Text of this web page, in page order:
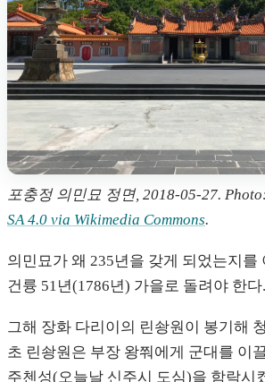
포충정 의민묘 정면, 2018-05-27.
SA 4.0 via Wikimedia Commons.
의민묘가 왜 235년을 갖게 되었는지를
건륭 51년(1786년) 가을로 돌려야 한다.
그해 장화 다리이의 린솽원이 봉기해
초 린솽원은 부장 왕쭤에게 군대를 이
주첸성(오늘날 신주시 도심)을 함락시